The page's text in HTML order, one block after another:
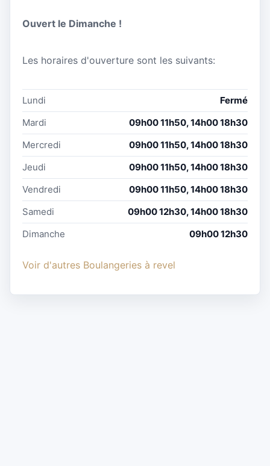
Ouvert le Dimanche !
Les horaires d'ouverture sont les suivants:
Lundi
Fermé
Mardi
09h00 11h50, 14h00 18h30
Mercredi
09h00 11h50, 14h00 18h30
Jeudi
09h00 11h50, 14h00 18h30
Vendredi
09h00 11h50, 14h00 18h30
Samedi
09h00 12h30, 14h00 18h30
Dimanche
09h00 12h30
Voir d'autres Boulangeries à revel